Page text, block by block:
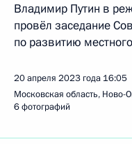
Владимир Путин в
провёл заседание
по развитию
20 апреля 2023 года 16:05
Московская область, Ново-
6 фотографий